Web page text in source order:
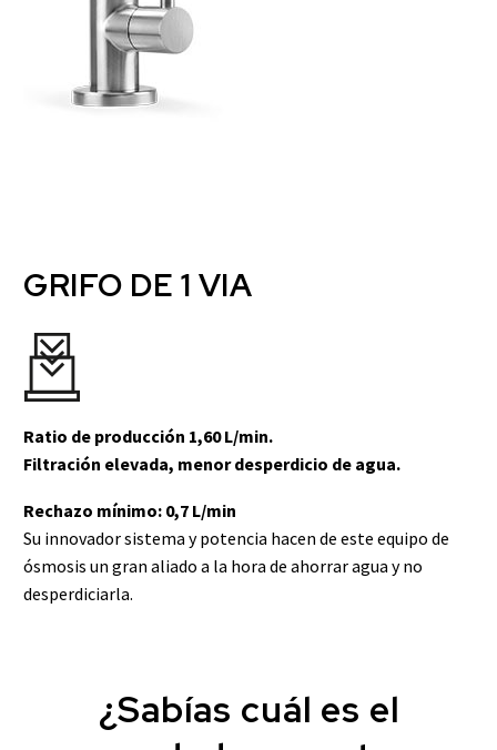
GRIFO DE 1 VIA
Ratio de producción 1,60 L/min.
Filtración elevada, menor desperdicio de agua.
Rechazo mínimo: 0,7 L/min
Su innovador sistema y potencia hacen de este equipo de
ósmosis un gran aliado a la hora de ahorrar agua y no
desperdiciarla.
¿Sabías cuál es el